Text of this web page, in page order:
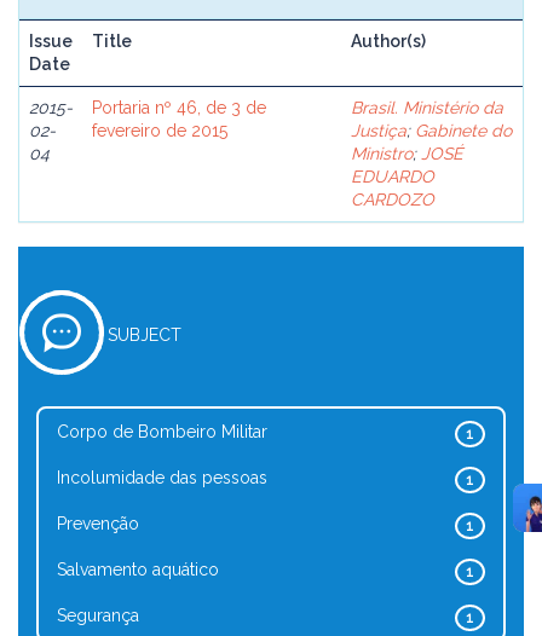
Issue
Date
Title Author(s)
2015-
02-
04
Portaria nº 46, de 3 de
fevereiro de 2015
Brasil. Ministério da
Justiça; Gabinete do
Ministro; JOSÉ
EDUARDO
CARDOZO
SUBJECT
1
Corpo de Bombeiro Militar
1
Incolumidade das pessoas
1
Prevenção
1
Salvamento aquático
1
Segurança